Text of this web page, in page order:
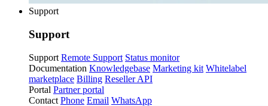
Support
Support
Support Remote Support Status monitor
Documentation Knowledgebase Marketing kit Whitelabel
marketplace Billing Reseller API
Portal Partner portal
Contact Phone Email WhatsApp